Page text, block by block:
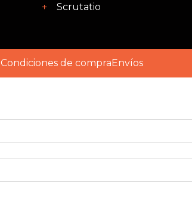
Scrutatio
Condiciones de compraEnvíos